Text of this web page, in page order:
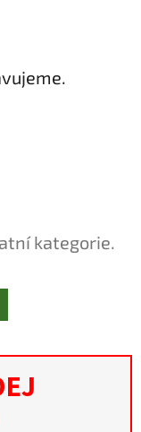
kategorie.